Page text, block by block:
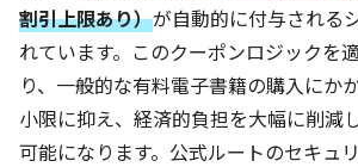
割引上限あり）が自動的に付与される
れています。このクーポンロジックを
り、一般的な有料電子書籍の購入にか
小限に抑え、経済的負担を大幅に削減
可能になります。公式ルートのセキュ